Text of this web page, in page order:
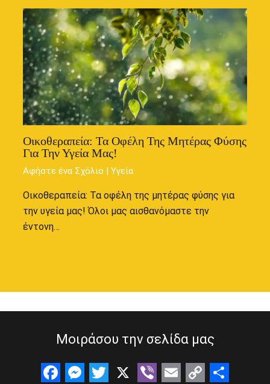
Οικοθεραπεία: Τα Οφέλη Της Μητέρας Φύσης
Για Την Υγεία Μας!
Αφήστε ένα Σχόλιο |Υγεία
Οικοθεραπεία: Τα οφέλη της μητέρας φύσης για
την υγεία μας! Όλοι μας αισθανόμαστε την
έντονη…
Μοιράσου την σελίδα μας